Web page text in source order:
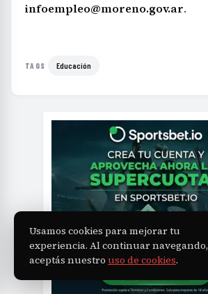
infoempleo@moreno.gov.ar.
TAGS Educación
Usamos cookies para mejorar tu
experiencia. Al continuar navegando,
aceptás nuestro uso de cookies.